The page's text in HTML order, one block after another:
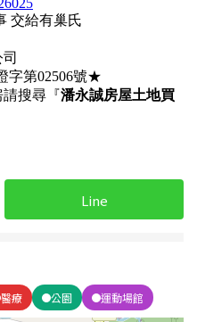
20坪以下
50~60 坪
Line
醫療 公園 運動場館